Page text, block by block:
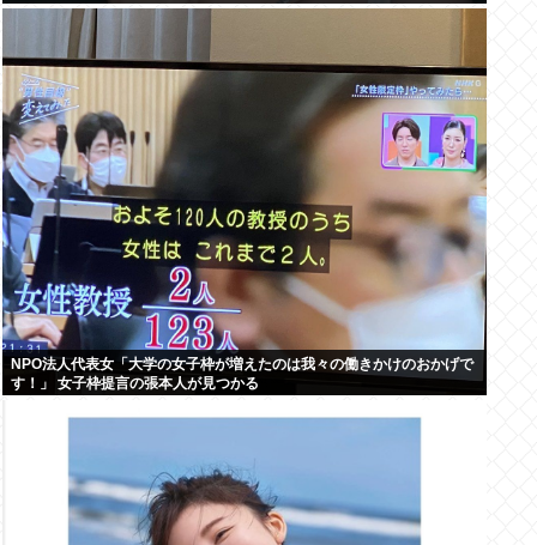
NPO法人代表女「大学の女子枠が増えたのは我々の働きかけのおかげで
す！」 女子枠提言の張本人が見つかる